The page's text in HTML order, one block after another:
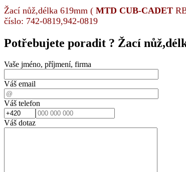
Žací nůž,délka 619mm ( MTD CUB-CADET
číslo: 742-0819,942-0819
Potřebujete poradit ? Žací
Vaše jméno, příjmení, firma
Váš email
Váš telefon
Váš dotaz